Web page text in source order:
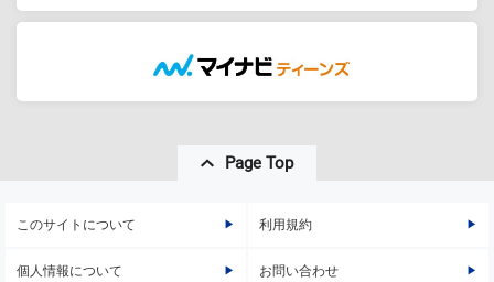
Page Top
このサイトについて 利用規約
個人情報について お問い合わせ